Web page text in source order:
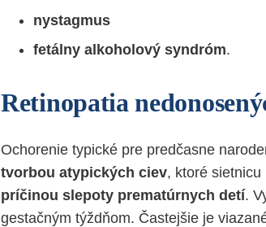
nystagmus
fetálny alkoholový syndróm.
Retinopatia
Ochorenie typické pre predčasne
tvorbou atypických ciev, ktoré sietnicu
príčinou slepoty prematúrnych detí.
gestačným týždňom. Častejšie je